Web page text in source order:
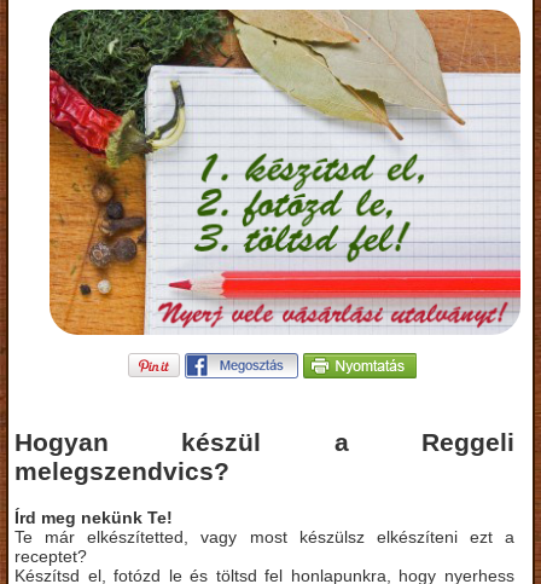
Hogyan készül a Reggeli
melegszendvics?
Írd meg nekünk Te!
Te már elkészítetted, vagy most készülsz elkészíteni ezt a
receptet?
Készítsd el, fotózd le és töltsd fel honlapunkra, hogy nyerhess